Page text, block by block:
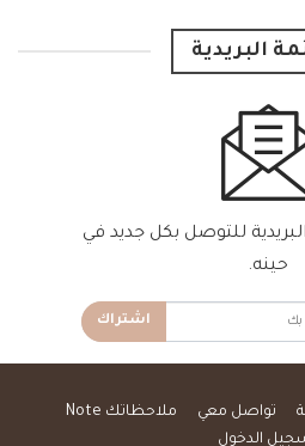
البريدية
للتوصل بكل جديد في
حينه.
اشتراك
تواصل معي
ملاحظاتك Note
الدخول